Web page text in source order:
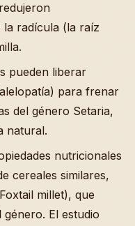
la radícula (la raíz
pueden liberar
para frenar
del género Setaria,
natural.
nutricionales
cereales similares,
millet), que
El estudio